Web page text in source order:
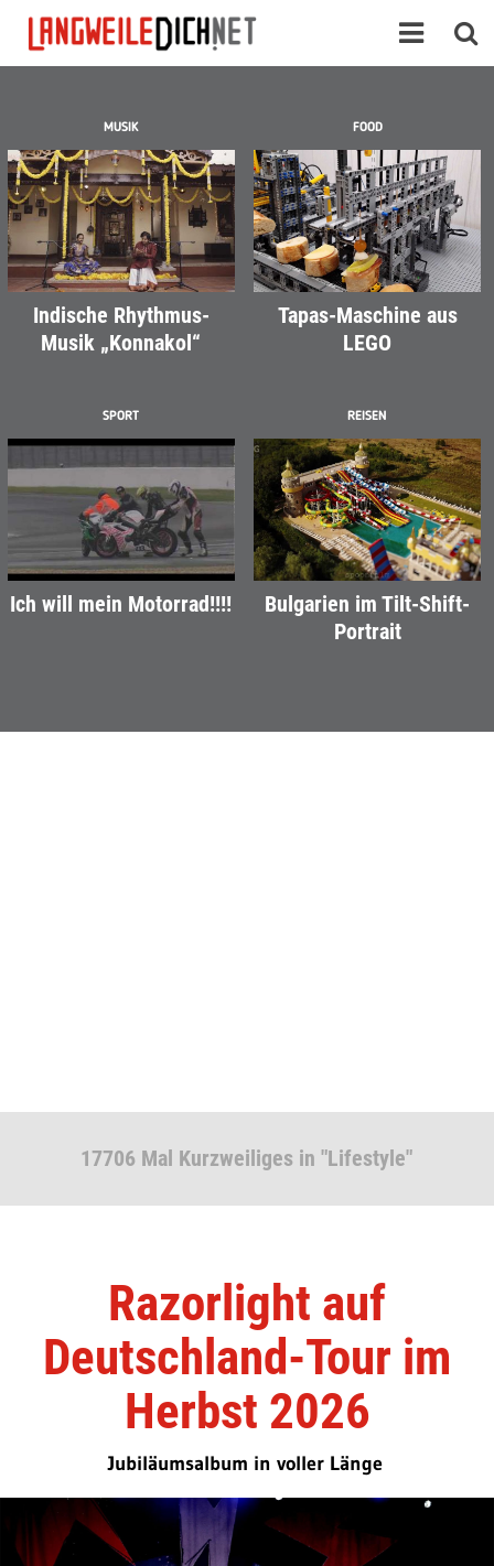
MUSIK
Indische Rhythmus-
Musik „Konnakol“
FOOD
Tapas-Maschine aus
LEGO
SPORT
Ich will mein Motorrad!!!!
REISEN
Bulgarien im Tilt-Shift-
Portrait
17706 Mal Kurzweiliges in "Lifestyle"
Razorlight auf
Deutschland-Tour im
Herbst 2026
Jubiläumsalbum in voller Länge